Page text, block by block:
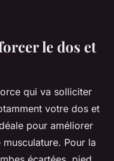
le dos et
qui va solliciter
votre dos et
pour améliorer
Pour la